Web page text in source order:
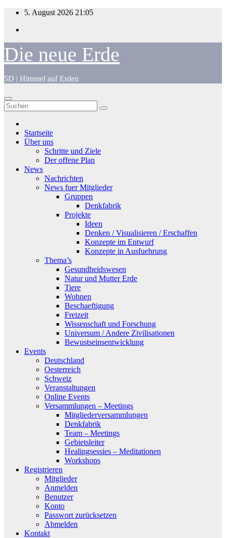
Zum
springen
5. August 2026 21:05
Die neue Erde
5D | Himmel auf Erden
Startseite
Über uns
Schritte und Ziele
Der offene Plan
News
Nachrichten
News fuer Mitglieder
Gruppen
Denkfabrik
Projekte
Ideen
Denken / Visualisieren / Erschaffen
Konzepte im Entwurf
Konzepte in Ausfuehrung
Thema’s
Gesundheidswesen
Natur und Mutter Erde
Tiere
Wohnen
Beschaeftigung
Freizeit
Wissenschaft und Forschung
Universum / Andere Zivilisationen
Bewustseinsentwicklung
Events
Deutschland
Oesterreich
Schweiz
Veranstaltungen
Online Events
Versammlungen – Meetings
Mitgliederversammlungen
Denkfabrik
Team – Meetings
Gebietsleiter
Healingsessies – Meditationen
Workshops
Registrieren
Mitglieder
Anmelden
Benutzer
Konto
Passwort zurücksetzen
Abmelden
Kontakt